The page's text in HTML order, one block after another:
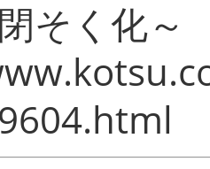
そく化～